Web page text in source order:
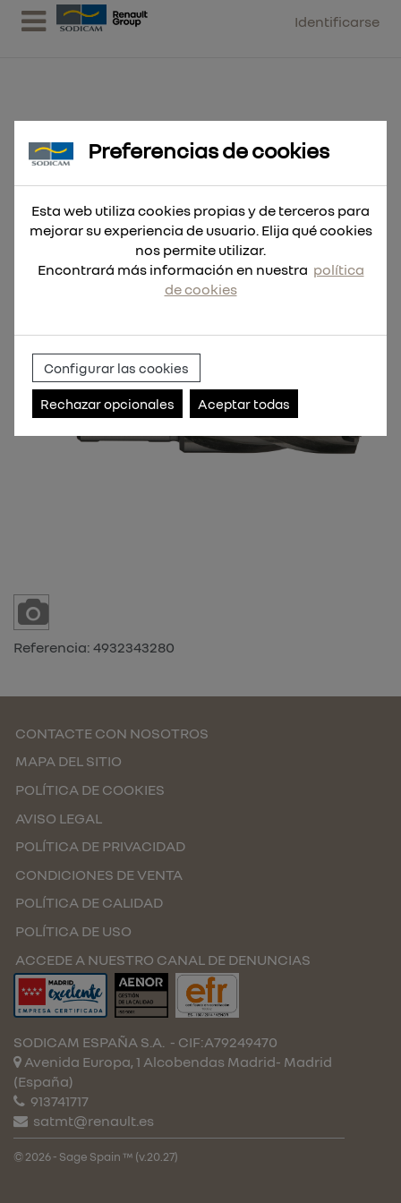
Identificarse
Fresa HSS - 24x30mm
Referencia: 4932343280
CONTACTE CON NOSOTROS
MAPA DEL SITIO
POLÍTICA DE COOKIES
AVISO LEGAL
POLÍTICA DE PRIVACIDAD
CONDICIONES DE VENTA
POLÍTICA DE CALIDAD
POLÍTICA DE USO
ACCEDE A NUESTRO CANAL DE DENUNCIAS
SODICAM ESPAÑA S.A. - CIF:A79249470
Avenida Europa, 1 Alcobendas Madrid- Madrid
(España)
913741717
satmt@renault.es
© 2026 - Sage Spain ™ (v.20.27)
Preferencias de cookies
Esta web utiliza cookies propias y de terceros para
mejorar su experiencia de usuario. Elija qué cookies
nos permite utilizar.
Encontrará más información en nuestra política
de cookies
Configurar las cookies
Rechazar opcionales Aceptar todas